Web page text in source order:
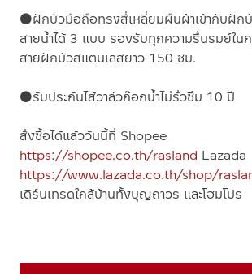
⚫ฝักบัวมือถือทรงสี่เหลี่ยมผืนผ้าเข้ากับฝัก
สายน้ำได้ 3 แบบ รองรับทุกความรื่นรมย์ใน
สายฝักบัวสแตนเลสยาว 150 ซม.
⚫รับประกันไส้วาล์วก๊อกน้ำไม่รั่วซึม 10 ปี
สั่งซื้อได้แล้ววันนี้ที่ Shopee
https://shopee.co.th/rasland Lazada
https://www.lazada.co.th/shop/
เดิร์นเทรดใกล้บ้านทั้งบุญถาวร และโฮมโปร